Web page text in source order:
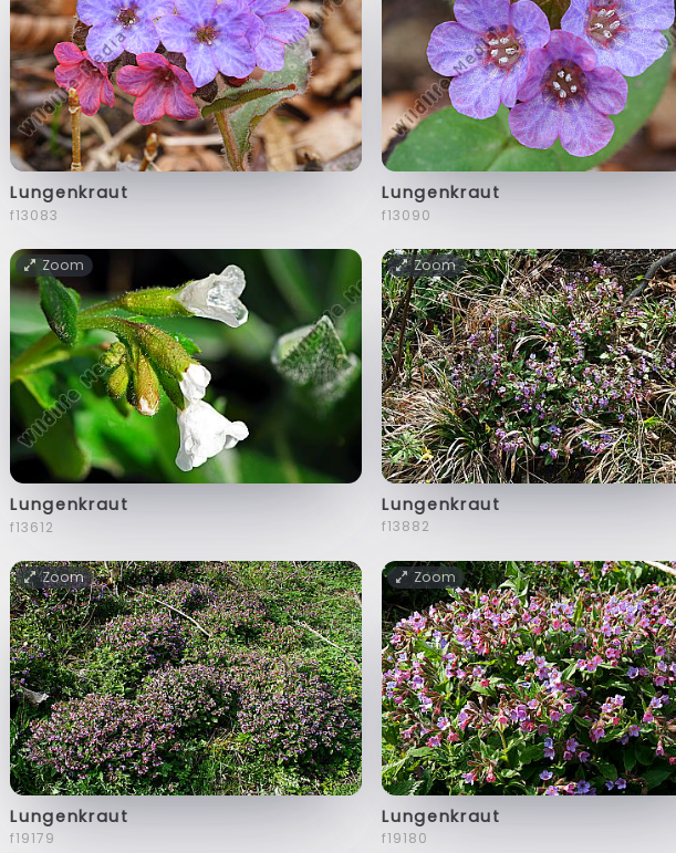
Lungenkraut
f13083
Lungenkraut
f13090
Zoom
Lungenkraut
f13612
Zoom
Lungenkraut
f13882
Zoom
Lungenkraut
f19179
Zoom
Lungenkraut
f19180